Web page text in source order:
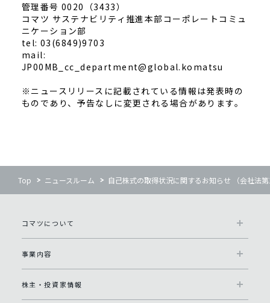
管理番号 0020（3433）
コマツ サステナビリティ推進本部コーポレートコミュ
ニケーション部
tel: 03(6849)9703
mail:
JP00MB_cc_department@global.komatsu
※ニュースリリースに記載されている情報は発表時の
ものであり、予告なしに変更される場合があります。
Top ニュースルーム 自己株式の取得状況に関するお知らせ （会社法
コマツについて
事業内容
株主・投資家情報